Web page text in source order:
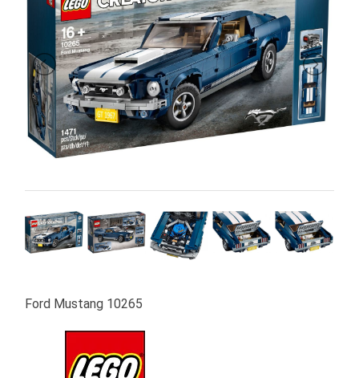
GADGET
INFANZIA
PUZZLE
SYLVANIAN
FAMILY
BRAND
Ford Mustang 10265